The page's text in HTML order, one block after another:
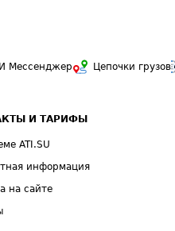
Мессенджер Цепочки грузов
И ТАРИФЫ
ATI.SU
информация
на сайте